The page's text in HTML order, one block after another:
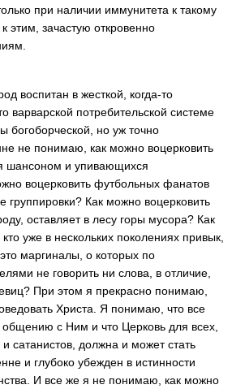
при наличии иммунитета к такому
этим, зачастую откровенно
воспитан в жесткой, когда-то
варварской потребительской системе
богоборческой, но уж точно
не понимаю, как можно воцерковить
шансоном и упивающихся
воцерковить футбольных фанатов
группировки? Как можно воцерковить
оставляет в лесу горы мусора? Как
уже в нескольких поколениях привык,
маргиналы, о которых по
не говорить ни слова, в отличие,
При этом я прекрасно понимаю,
Христа. Я понимаю, что все
с Ним и что Церковь для всех,
сатанистов, должна и может стать
и глубоко убежден в истинности
И все же я не понимаю, как можно